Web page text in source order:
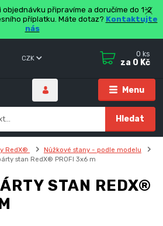
objednávku připravíme a doručíme do 1-2
příplatku. Máte dotaz? Kontaktujte
nás
Menu
CZK
Hledat
0 ks
za 0 Kč
RedX®
Nůžkové stany - podle modelu
stan RedX® PROFI 3x6 m
STAN REDX®